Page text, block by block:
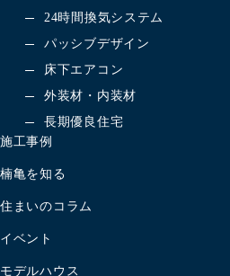
24時間換気システム
パッシブデザイン
床下エアコン
外装材・内装材
長期優良住宅
施工事例
楠亀を知る
住まいのコラム
イベント
モデルハウス